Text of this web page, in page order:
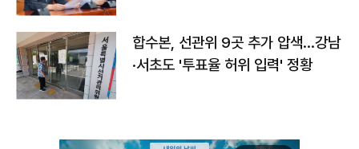
합수본, 선관위 9곳 추가 압색…강남
·서초도 '투표율 허위 입력' 정황